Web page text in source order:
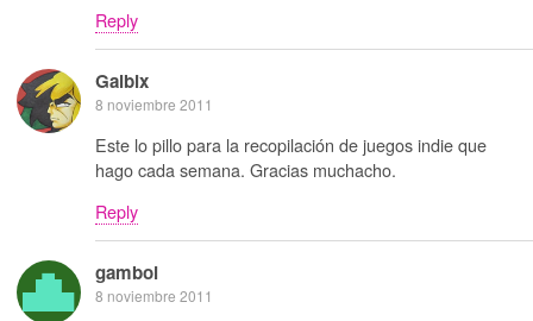
Reply
Galbix
8 noviembre 2011
Este lo pillo para la recopilación de juegos indie que
hago cada semana. Gracias muchacho.
Reply
gamboi
8 noviembre 2011